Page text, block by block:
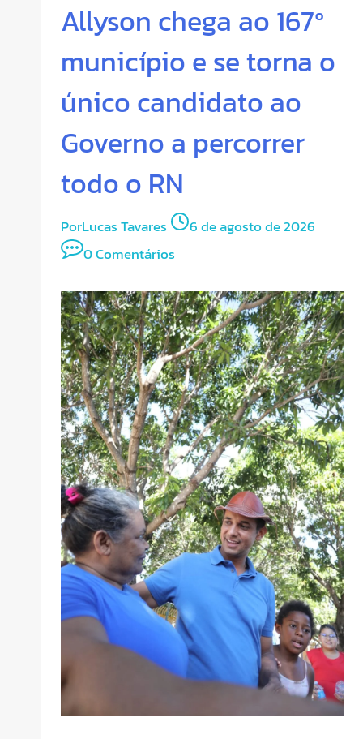
Allyson chega ao 167º
município e se torna o
único candidato ao
Governo a percorrer
todo o RN
PorLucas Tavares
6 de agosto de 2026
0 Comentários